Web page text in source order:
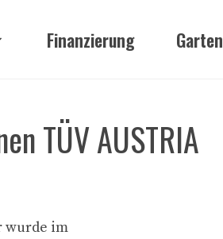
Finanzierung Garten
TÜV AUSTRIA
wurde im